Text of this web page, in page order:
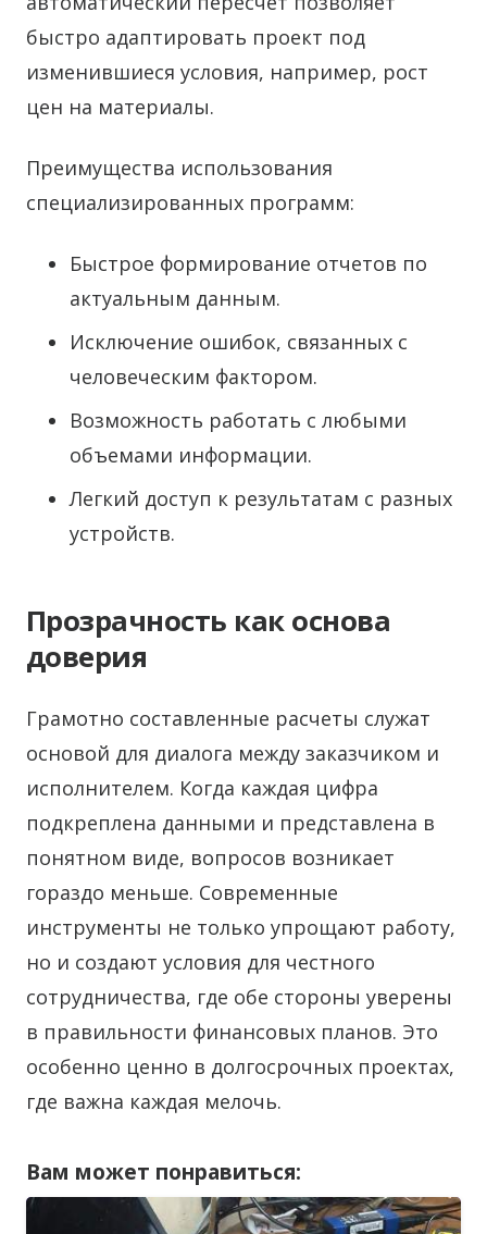
быстро адаптировать проект под
изменившиеся условия, например, рост
цен на материалы.
Преимущества использования
специализированных программ:
Быстрое формирование отчетов по
актуальным данным.
Исключение ошибок, связанных с
человеческим фактором.
Возможность работать с любыми
объемами информации.
Легкий доступ к результатам с разных
устройств.
Прозрачность как основа
доверия
Грамотно составленные расчеты служат
основой для диалога между заказчиком и
исполнителем. Когда каждая цифра
подкреплена данными и представлена в
понятном виде, вопросов возникает
гораздо меньше. Современные
инструменты не только упрощают работу,
но и создают условия для честного
сотрудничества, где обе стороны уверены
в правильности финансовых планов. Это
особенно ценно в долгосрочных проектах,
где важна каждая мелочь.
Вам может понравиться: